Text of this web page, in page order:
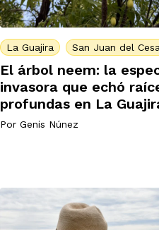
La Guajira San Juan del
El árbol neem: la
invasora que echó
profundas en La
Por Genis Núnez